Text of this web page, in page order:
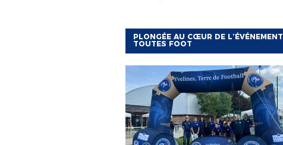
PLONGÉE AU CŒUR DE L’ÉVÉNEMENT
TOUTES FOOT